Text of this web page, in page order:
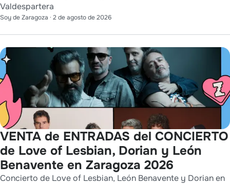
Valdespartera
Soy de Zaragoza · 2 de agosto de 2026
VENTA de ENTRADAS del CONCIERTO
de Love of Lesbian, Dorian y León
Benavente en Zaragoza 2026
Concierto de Love of Lesbian, León Benavente y Dorian en